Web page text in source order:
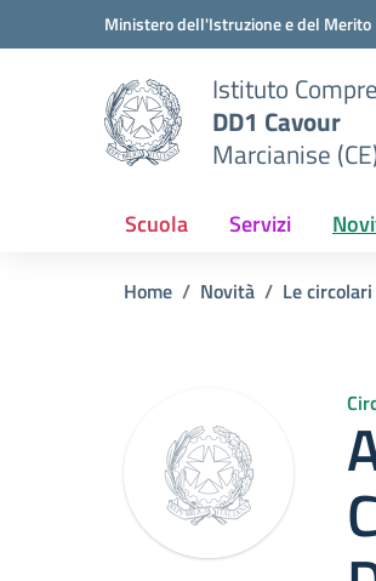
Vai ai contenuti
Vai al menu di navigazioneMinistero dell'Istruzione e del Merito
Istituto
DD1 Cavour
Marcianise
Scuola Servizi
Home Novità Le circolari